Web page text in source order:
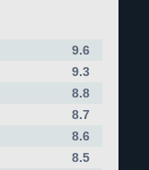
9.6
9.3
8.8
8.7
8.6
8.5